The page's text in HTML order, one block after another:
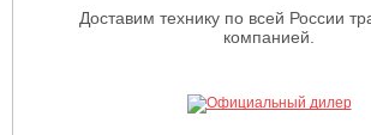
Доставим технику по всей России
компанией.